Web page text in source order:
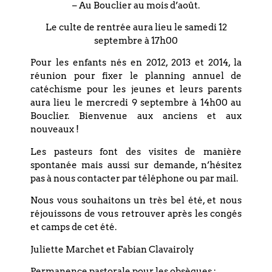
tolérance, du dynamisme et un intérêt constant pour les
arts. Le tout dans un souci d’humanité et d’écoute de
l’autre. Enfin, un élément que j’ai découvert ici,
caractéristique évidemment de l’orientation protestante :
la volonté de rendre la bible accessible à tous, sans
renoncer à l’exigence intellectuelle. »
« Selon vous, qu’est-ce qui fait la particularité des
cultes au Bouclier par rapport aux autres paroisses que
vous connaissez ? »
« Quelque chose qui a pu m’apparaître au début comme un
manque par rapport à d’autres lieux que j’ai pu connaître,
essentiellement catholiques, où l’on met l’accent sur les
rites et le cérémonial : un souci de transparence pour que
les textes soient transmis avec le moins d’interférences
possibles de la part des intervenants. En bref, une attention
portée à la clarté, une caractéristique, dit-on, de la pensée
calviniste. Vous savez, comme cette lumière et ces ciels
que l’on voit dans les Pays de Loire… »
– Au Bouclier au mois d’août.
Le culte de rentrée aura lieu le samedi 12
septembre à 17h00
Pour les enfants nés en 2012, 2013 et 2014, la
réunion pour fixer le planning annuel de
catéchisme pour les jeunes et leurs parents
aura lieu le mercredi 9 septembre à 14h00 au
Bouclier. Bienvenue aux anciens et aux
nouveaux !
Les pasteurs font des visites de manière
spontanée mais aussi sur demande, n’hésitez
pas à nous contacter par téléphone ou par mail.
Nous vous souhaitons un très bel été, et nous
réjouissons de vous retrouver après les congés
et camps de cet été.
Juliette Marchet et Fabian Clavairoly